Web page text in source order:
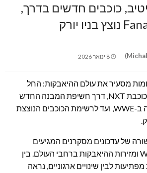
כוכבים חדשים בדרך,
Posted
8 ינואר 2026
מסעיר את עולם ההיאבקות: החל
מקידום אפשרי של כוכבת NXT, דרך חשיפת המבנה החדש
של מחלקת הכתיבה ב-WWE, ועד לרשימת הכוכבים הנוצצת
של עדכונים מסקרנים המגיעים
ממסדרונות ה-WWE ומזירות ההיאבקות ברחבי העולם. בין
לבין שינויים ארגוניים, נראה